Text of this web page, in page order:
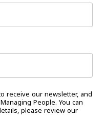
receive our newsletter, and
People. You can
please review our